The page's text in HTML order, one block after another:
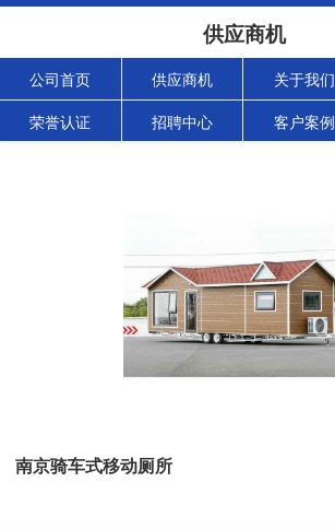
供应商机
公司首页 供应商机 关于我们
荣誉认证 招聘中心 客户案例
南京骑车式移动厕所